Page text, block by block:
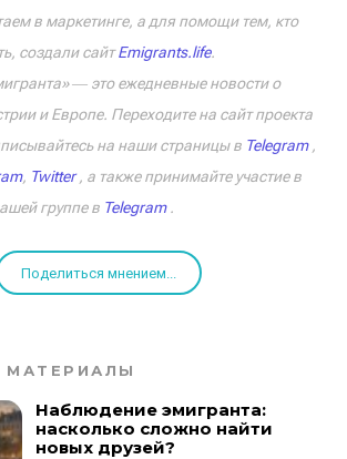
в маркетинге, а для помощи тем, кто
создали сайтEmigrants.life.
― это ежедневные новости о
и Европе. Переходите на сайт проекта
на наши страницы в Telegram,
, Twitter, а также принимайте участие в
группе в Telegram.
Поделиться мнением...
МАТЕРИАЛЫ
Наблюдение эмигранта:
насколько сложно найти
новых друзей?